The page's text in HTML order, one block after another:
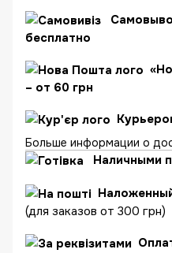
C
бесплатно
– от 60 грн
Больше информации о
Наличными
(для заказов от 300 грн)